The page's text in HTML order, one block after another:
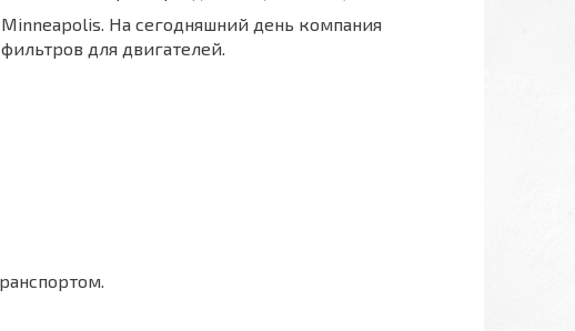
Minneapolis. На сегодняшний день компания
для двигателей.